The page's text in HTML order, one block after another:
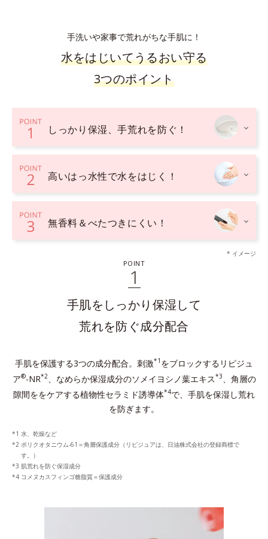
手洗いや家事で荒れがちな手肌に！
水をはじいてうるおい守る
3つのポイント
しっかり保湿、手荒れを防ぐ！
高いはっ水性で水をはじく！
無香料＆べたつきにくい！
* イメージ
POINT
1
手肌をしっかり保湿して
荒れを防ぐ成分配合
手肌を保護する3つの成分配合。刺激*1 をブロックするリピジュ
ア®-NR*2、なめらか保湿成分のソメイヨシノ葉エキス*3
、角層の
隙間ををケアする植物性セラミド誘導体*4で、手肌を保湿し荒れ
を防ぎます。
水、乾燥など
ポリクオタニウム-61＝角層保護成分（リピジュアは、日油株式会社の登録商標で
す。）
肌荒れを防ぐ保湿成分
コメヌカスフィンゴ糖脂質＝保護成分